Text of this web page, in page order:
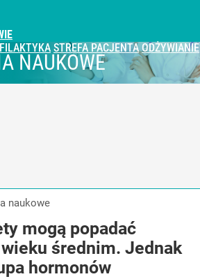
STREFA PACJENTA ODŻYWIANIE
NAUKOWE
naukowe
mogą popadać
średnim. Jednak
hormonów